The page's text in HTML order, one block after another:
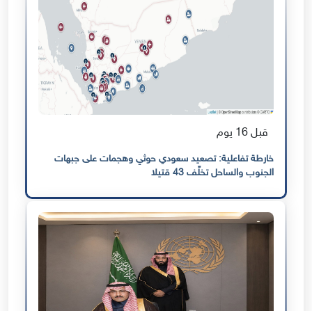
قبل 16 يوم
خارطة تفاعلية: تصعيد سعودي حوثي وهجمات على جبهات
الجنوب والساحل تخلّف 43 قتيلا